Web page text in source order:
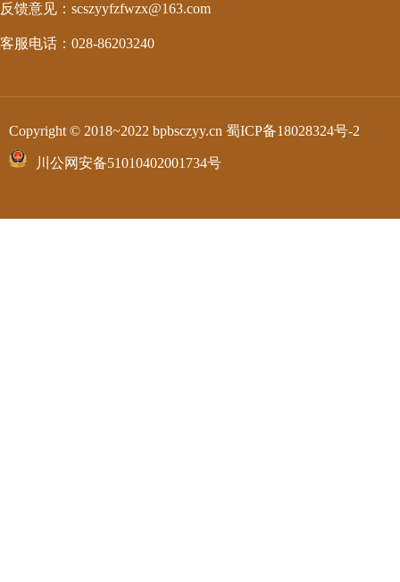
反馈意见：scszyyfzfwzx@163.com
客服电话：028-86203240
Copyright © 2018~2022 bpbsczyy.cn 蜀ICP备18028324号-2
川公网安备51010402001734号